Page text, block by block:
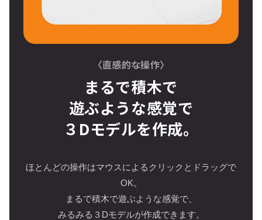
〈直感的な操作〉
まるで積木で
遊ぶような感覚で
３Dモデルを作成。
ほとんどの操作はマウスによるクリックとドラッグで
OK。
まるで積木で遊ぶような感覚で、
みるみる３Dモデルが作成できます。